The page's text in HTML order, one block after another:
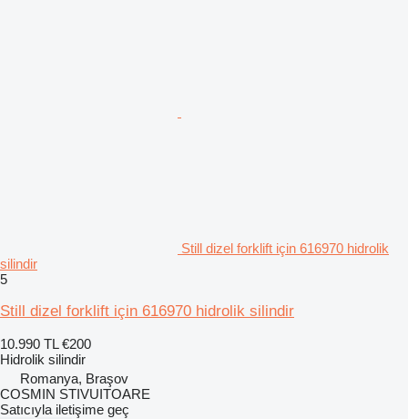
Still dizel forklift için 616970 hidrolik
silindir
5
Still dizel forklift için 616970 hidrolik silindir
10.990 TL €200
Hidrolik silindir
Romanya, Braşov
COSMIN STIVUITOARE
Satıcıyla iletişime geç